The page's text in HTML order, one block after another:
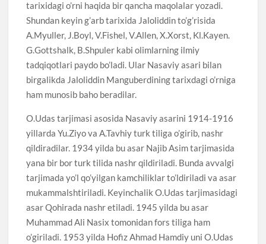
tarixidagi o’rni haqida bir qancha maqolalar yozadi.
Shundan keyin g’arb tarixida Jaloliddin to’g’risida
A.Myuller, J.Boyl, V.Fishel, V.Allen, X.Xorst, Kl.Kayen.
G.Gottshalk, B.Shpuler kabi olimlarning ilmiy
tadqiqotlari paydo bo’ladi. Ular Nasaviy asari bilan
birgalikda Jaloliddin Manguberdining tarixdagi o’rniga
ham munosib baho beradilar.
O.Udas tarjimasi asosida Nasaviy asarini 1914-1916
yillarda Yu.Ziyo va A.Tavhiy turk tiliga o’girib, nashr
qildiradilar. 1934 yilda bu asar Najib Asim tarjimasida
yana bir bor turk tilida nashr qildiriladi. Bunda avvalgi
tarjimada yo’l qo’yilgan kamchiliklar to’ldiriladi va asar
mukammalshtiriladi. Keyinchalik O.Udas tarjimasidagi
asar Qohirada nashr etiladi. 1945 yilda bu asar
Muhammad Ali Nasix tomonidan fors tiliga ham
o’giriladi. 1953 yilda Hofiz Ahmad Hamdiy uni O.Udas